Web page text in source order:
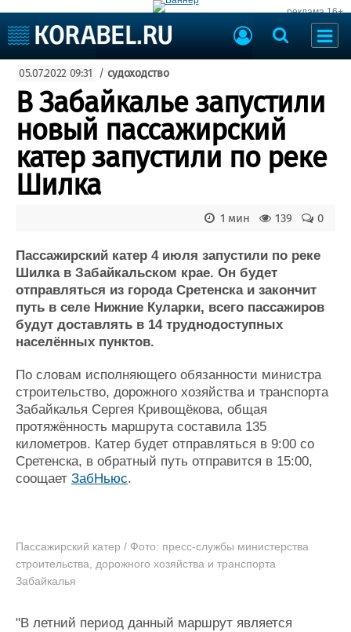
реклама 16+
Судоходство
Судоремонт
События
Пресс-релизы
Порты
ВМФ
Образование
Яхты и катера
Еще
Пульс
Новости
Компании
Репутация
Работа
Крюинг
Реклама
Доска объявлений
Продажа флота
Оборудование
Изделия
Материалы
Услуги
Конференции
Выставки и семинары
Личности
Словарь
Флот
Галерея флота
Форум
05.07.2022 09:31 / судоходство
В Забайкалье запустили
новый пассажирский
катер запустили по реке
Шилка
0
139
1 мин
Пассажирский катер 4 июля запустили по реке
Шилка в Забайкальском крае. Он будет
отправляться из города Сретенска и закончит
путь в селе Нижние Куларки, всего пассажиров
будут доставлять в 14 труднодоступных
населённых пунктов.
По словам исполняющего обязанности министра
строительство, дорожного хозяйства и транспорта
Забайкалья Сергея Кривощёкова, общая
протяжённость маршрута составила 135
километров. Катер будет отправляться в 9:00 со
Сретенска, в обратный путь отправится в 15:00,
соощает ЗабНьюс.
Пассажирский катер / Фото: пресс-службы министерства
строительства, дорожного хозяйства и транспорта
Забайкалья
"В летний период данный маршрут является